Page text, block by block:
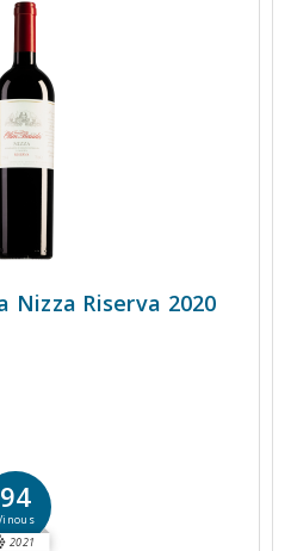
Nizza Riserva 2020
94
2021